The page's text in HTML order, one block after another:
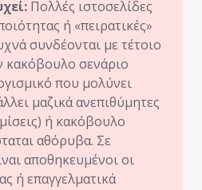
Πολλές ιστοσελίδες
ή «πειρατικές»
συνδέονται με τέτοιο
κακόβουλο σενάριο
που μολύνει
μαζικά ανεπιθύμητες
ή κακόβουλο
αθόρυβα. Σε
αποθηκευμένοι οι
ή επαγγελματικά